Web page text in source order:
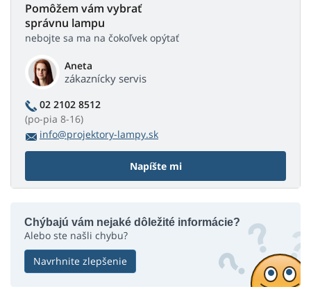
Pomôžem vám vybrať
správnu lampu
nebojte sa ma na čokoľvek opýtať
Aneta
zákaznícky servis
02 2102 8512
(po-pia 8-16)
info@projektory-lampy.sk
Napíšte mi
Chýbajú vám nejaké dôležité informácie?
Alebo ste našli chybu?
Navrhnite zlepšenie